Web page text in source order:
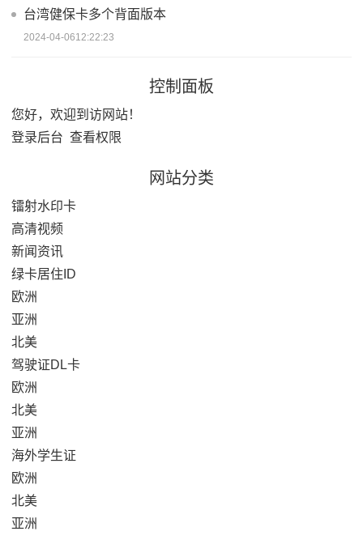
台湾健保卡多个背面版本
2024-04-0612:22:23
控制面板
您好，欢迎到访网站！
登录后台 查看权限
网站分类
镭射水印卡
高清视频
新闻资讯
绿卡居住ID
欧洲
亚洲
北美
驾驶证DL卡
欧洲
北美
亚洲
海外学生证
欧洲
北美
亚洲